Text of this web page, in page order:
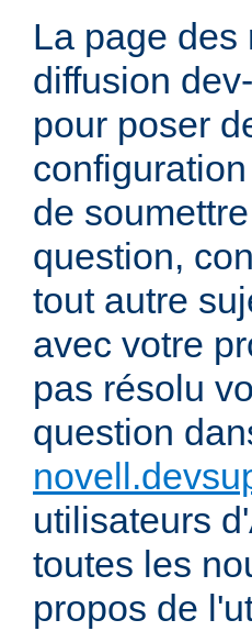
La page des
diffusion
pour poser
de
question,
tout autre
avec votre
pas résolu
question
utilisateurs
toutes les
propos de